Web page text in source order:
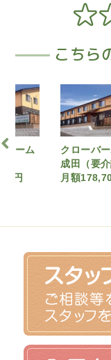
こちら
ホーム
円
森田さん
月額